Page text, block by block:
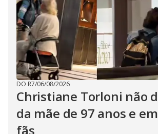
DO R7/06/08/2026
Christiane Torloni não
da mãe de 97 anos e
fãs